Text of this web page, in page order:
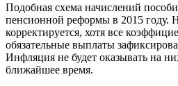
Подобная схема начислений
пенсионной реформы в 2015 году.
корректируется, хотя все
обязательные выплаты
Инфляция не будет оказывать на
ближайшее время.